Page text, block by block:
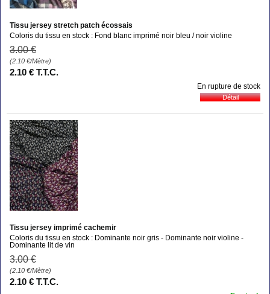
Tissu jersey stretch patch écossais
Coloris du tissu en stock : Fond blanc imprimé noir bleu / noir violine
3.00 €
(2.10 €/Mètre)
2.10 € T.T.C.
En rupture de stock
Tissu jersey imprimé cachemir
Coloris du tissu en stock : Dominante noir gris - Dominante noir violine -
Dominante lit de vin
3.00 €
(2.10 €/Mètre)
2.10 € T.T.C.